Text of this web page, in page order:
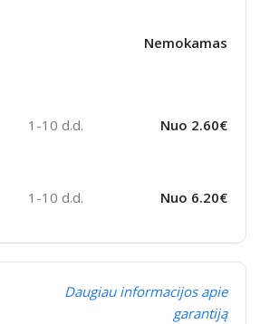
Nemokamas
1-10 d.d. Nuo 2.60€
1-10 d.d. Nuo 6.20€
Daugiau informacijos apie
garantiją